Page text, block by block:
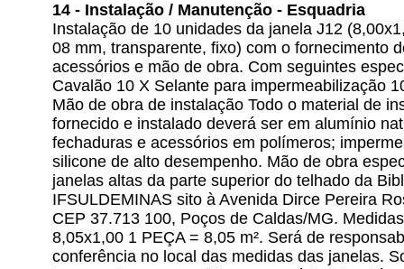
14 - Instalação / Manutenção - Esquadria
Instalação de 10 unidades da janela J12
08 mm, transparente, fixo) com o fornecimento
acessórios e mão de obra. Com seguintes
Cavalão 10 X Selante para impermeabilização
Mão de obra de instalação Todo o material de
fornecido e instalado deverá ser em alumínio
fechaduras e acessórios em polímeros;
silicone de alto desempenho. Mão de obra
janelas altas da parte superior do telhado da
IFSULDEMINAS sito à Avenida Dirce Pereira
CEP 37.713 100, Poços de Caldas/MG.
8,05x1,00 1 PEÇA = 8,05 m². Será de
conferência no local das medidas das janelas.